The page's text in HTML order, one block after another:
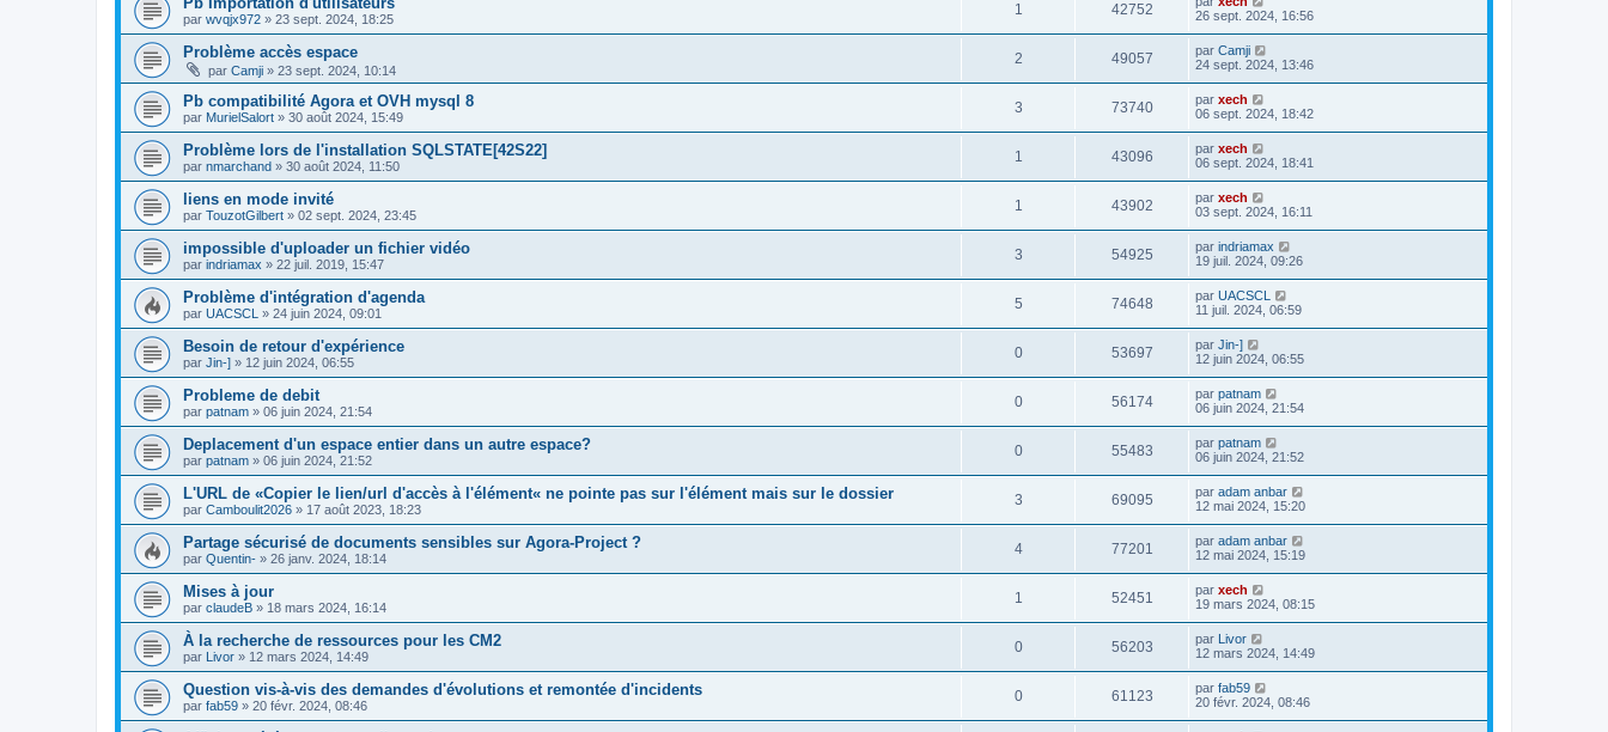
par wvqjx972 » 23 sept. 2024, 18:25
1 42752
26 sept. 2024, 16:56
Problème accès espace
par Camji » 23 sept. 2024, 10:14
2 49057 par Camji
24 sept. 2024, 13:46
Pb compatibilité Agora et OVH mysql 8
par MurielSalort » 30 août 2024, 15:49
3 73740 par xech
06 sept. 2024, 18:42
Problème lors de l'installation SQLSTATE[42S22]
par nmarchand » 30 août 2024, 11:50
1 43096 par xech
06 sept. 2024, 18:41
liens en mode invité
par TouzotGilbert » 02 sept. 2024, 23:45
1 43902 par xech
03 sept. 2024, 16:11
impossible d'uploader un fichier vidéo
par indriamax » 22 juil. 2019, 15:47
3 54925 par indriamax
19 juil. 2024, 09:26
Problème d'intégration d'agenda
par UACSCL » 24 juin 2024, 09:01
5 74648 par UACSCL
11 juil. 2024, 06:59
Besoin de retour d'expérience
par Jin-] » 12 juin 2024, 06:55
0 53697 par Jin-]
12 juin 2024, 06:55
Probleme de debit
par patnam » 06 juin 2024, 21:54
0 56174 par patnam
06 juin 2024, 21:54
Deplacement d'un espace entier dans un autre espace?
par patnam » 06 juin 2024, 21:52
0 55483 par patnam
06 juin 2024, 21:52
L'URL de «Copier le lien/url d'accès à l'élément« ne pointe pas sur l'élément mais sur le dossier
par Camboulit2026 » 17 août 2023, 18:23
3 69095 par adam anbar
12 mai 2024, 15:20
Partage sécurisé de documents sensibles sur Agora-Project ?
par Quentin- » 26 janv. 2024, 18:14
4 77201 par adam anbar
12 mai 2024, 15:19
Mises à jour
par claudeB » 18 mars 2024, 16:14
1 52451 par xech
19 mars 2024, 08:15
À la recherche de ressources pour les CM2
par Livor » 12 mars 2024, 14:49
0 56203 par Livor
12 mars 2024, 14:49
Question vis-à-vis des demandes d'évolutions et remontée d'incidents
par fab59 » 20 févr. 2024, 08:46
0 61123 par fab59
20 févr. 2024, 08:46